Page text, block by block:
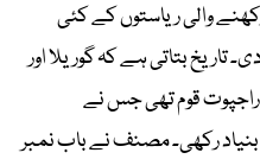
والی ریاستوں کے کئی
تاریخ بتاتی ہے کہ گوریلا اور
راجپوت قوم تھی جس نے
بنیاد رکھی۔ مصنف نے باب نمبر